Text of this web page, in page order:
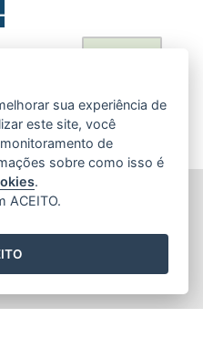
Acessar
HÍDRICOS (AGERH)
Monteiro) - Centro
- Vitória / ES
6200
sua experiência de
este site, você
de
sobre como isso é
.
ACEITO.